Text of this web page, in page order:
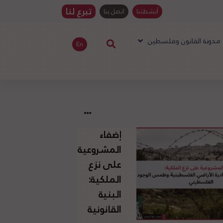
أنشطتنا اتصل بنا تبرع لنا
مدونة القانون وفلسطين En
إضفاء
المشروعية
على نزع
الملكية:
البنية
القانونية